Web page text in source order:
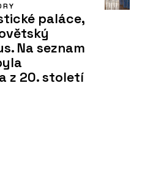
paláce,
Na seznam
z 20. století